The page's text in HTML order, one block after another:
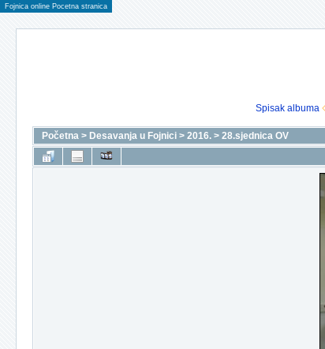
Fojnica online Pocetna stranica
Spisak albuma
Početna > Desavanja u Fojnici > 2016. > 28.sjednica OV